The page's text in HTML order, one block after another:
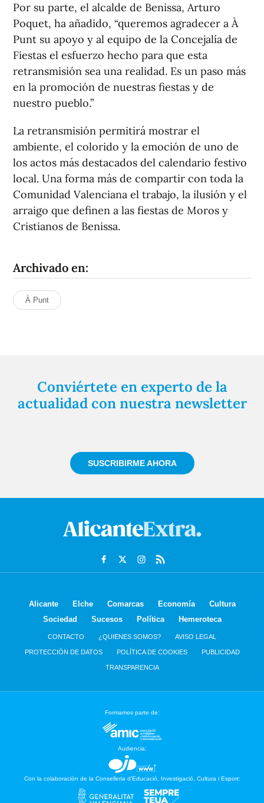
Por su parte, el alcalde de Benissa, Arturo
Poquet, ha añadido, “queremos agradecer a À
Punt su apoyo y al equipo de la Concejalía de
Fiestas el esfuerzo hecho para que esta
retransmisión sea una realidad. Es un paso más
en la promoción de nuestras fiestas y de
nuestro pueblo.”
La retransmisión permitirá mostrar el
ambiente, el colorido y la emoción de uno de
los actos más destacados del calendario festivo
local. Una forma más de compartir con toda la
Comunidad Valenciana el trabajo, la ilusión y el
arraigo que definen a las fiestas de Moros y
Cristianos de Benissa.
Archivado en:
À Punt
Conviértete en experto de la
actualidad con nuestra newsletter
SUSCRIBIRME AHORA
Alicante Elche Comarcas Economía
Cultura
Sociedad
Sucesos Política Hemeroteca
CONTACTO ¿QUIENES SOMOS? AVISO LEGAL
PROTECCIÓN DE DATOS POLÍTICA DE COOKIES PUBLICIDAD
TRANSPARENCIA
Formamos parte de:
Audiencia:
Con la colaboración de la Conselleria d’Educació, Investigació, Cultura i Esport: